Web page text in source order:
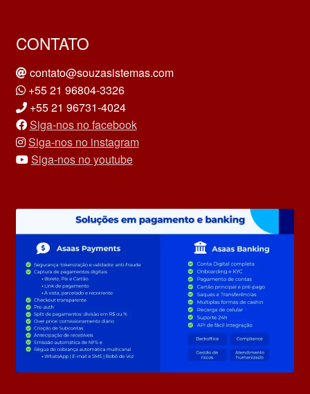
CONTATO
contato@souzasistemas.com
+55 21 96804-3326
+55 21 96731-4024
Siga-nos no facebook
Siga-nos no instagram
Siga-nos no youtube